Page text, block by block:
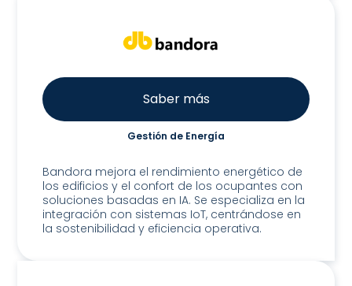
Saber más
Gestión de Energía
Bandora mejora el rendimiento energético de
los edificios y el confort de los ocupantes con
soluciones basadas en IA. Se especializa en la
integración con sistemas IoT, centrándose en
la sostenibilidad y eficiencia operativa.